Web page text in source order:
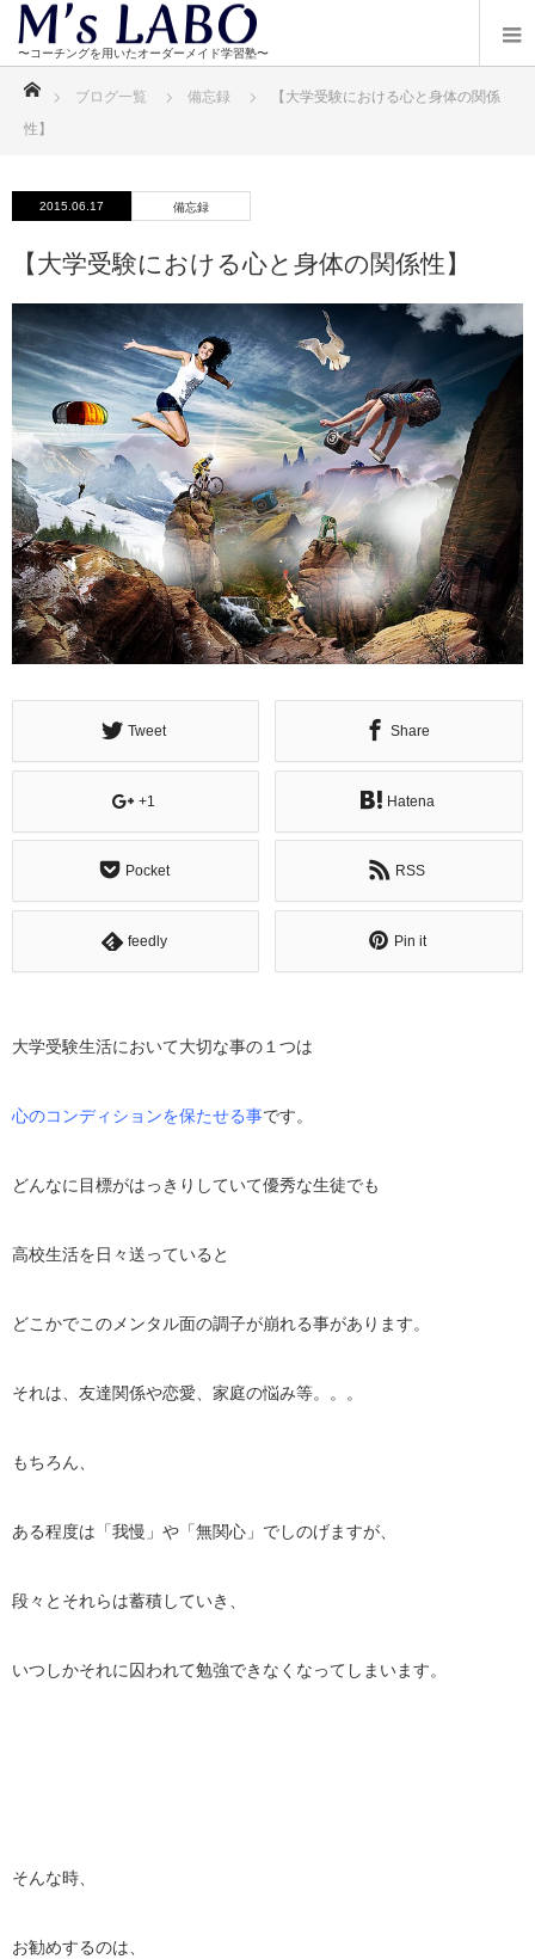
ホーム
ブログ一覧 備忘録
【大学受験における心と身体の関係
性】
2015.06.17 備忘録
【大学受験における心と身体の関係性】
Tweet Share
+1 Hatena
Pocket RSS
feedly Pin it
大学受験生活において大切な事の１つは
心のコンディションを保たせる事です。
どんなに目標がはっきりしていて優秀な生徒でも
高校生活を日々送っていると
どこかでこのメンタル面の調子が崩れる事があります。
それは、友達関係や恋愛、家庭の悩み等。。。
もちろん、
ある程度は「我慢」や「無関心」でしのげますが、
段々とそれらは蓄積していき、
いつしかそれに囚われて勉強できなくなってしまいます。
そんな時、
お勧めするのは、